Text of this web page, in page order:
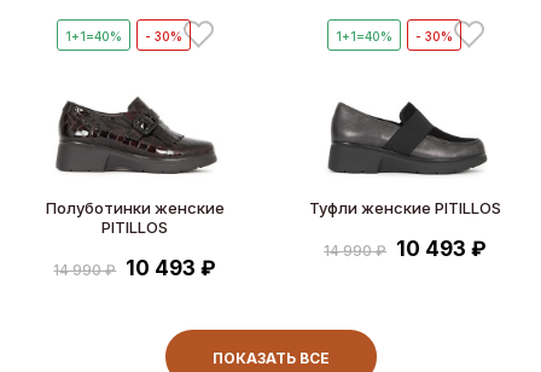
1+1=40% - 30%
Полуботинки женские
PITILLOS
14 990 ₽ 10 493 ₽
1+1=40% - 30%
Туфли женские PITILLOS
14 990 ₽ 10 493 ₽
ПОКАЗАТЬ ВСЕ